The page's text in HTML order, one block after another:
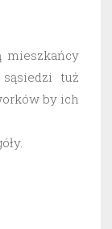
mieszkańcy
tuż
by ich